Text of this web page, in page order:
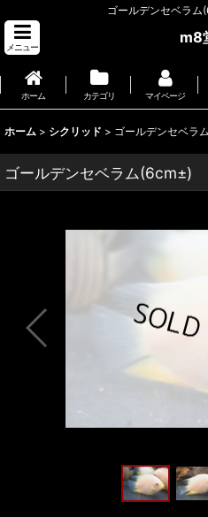
ゴールデンセベラム
メニュー
m8
ホーム カテゴリ マイページ
ホーム > シクリッド > ゴールデンセベラ
ゴールデンセベラム(6cm±)